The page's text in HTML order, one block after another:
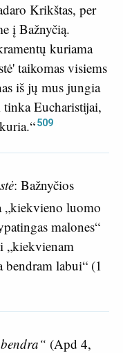
Krikštas, per
į Bažnyčią.
kuriama
taikomas visiems
iš jų mus jungia
tinka Eucharistijai,
509
: Bažnyčios
„kiekvieno luomo
malones“
„kiekvienam
bendram labui“ (1
(Apd 4,